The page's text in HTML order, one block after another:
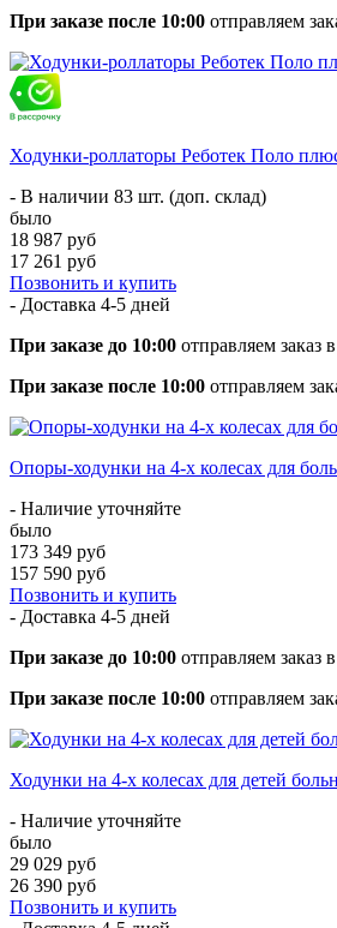
При заказе после 10:00 отправляем
Ходунки-роллаторы Реботек Поло
- В наличии 83 шт. (доп. склад)
было
18 987 руб
17 261 руб
Позвонить и купить
- Доставка 4-5 дней
При заказе до 10:00 отправляем заказ
При заказе после 10:00 отправляем
Опоры-ходунки на 4-х колесах для
- Наличие уточняйте
было
173 349 руб
157 590 руб
Позвонить и купить
- Доставка 4-5 дней
При заказе до 10:00 отправляем заказ
При заказе после 10:00 отправляем
Ходунки на 4-х колесах для детей
- Наличие уточняйте
было
29 029 руб
26 390 руб
Позвонить и купить